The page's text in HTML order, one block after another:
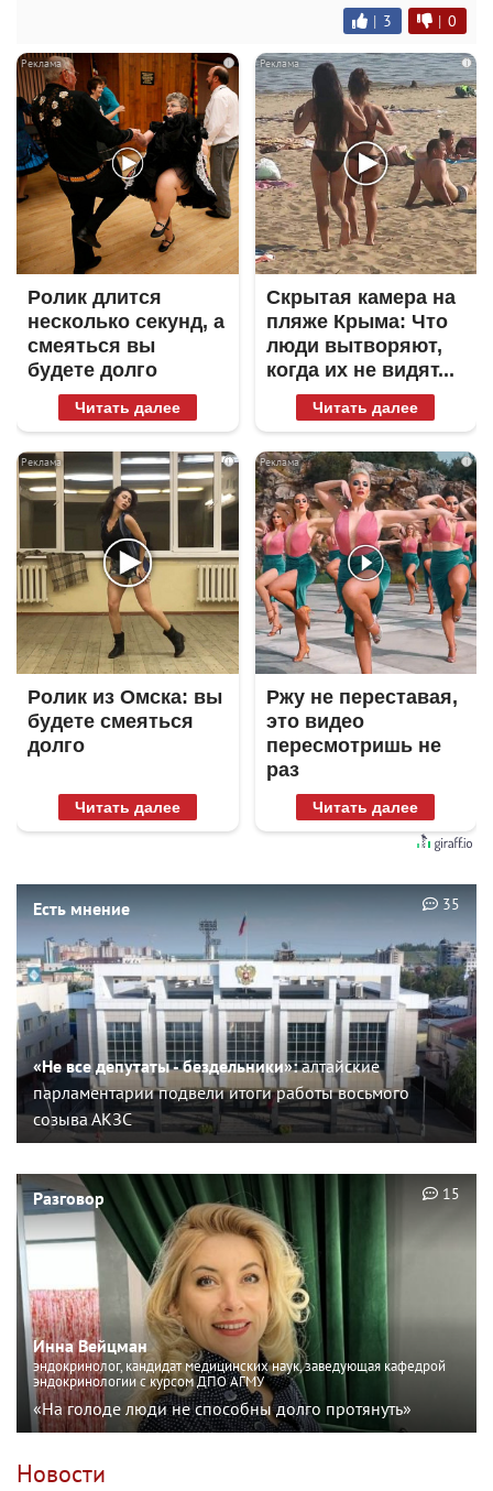
| 3 | 0
i
Ролик длится
несколько секунд, а
смеяться вы
будете долго
Читать далее
i
Скрытая камера на
пляже Крыма: Что
люди вытворяют,
когда их не видят...
Читать далее
i
Ролик из Омска: вы
будете смеяться
долго
Читать далее
i
Ржу не переставая,
это видео
пересмотришь не
раз
Читать далее
Есть мнение
«Не все депутаты - бездельники»:алтайские
парламентарии подвели итоги работы восьмого
созыва АКЗС
35
Разговор
Инна Вейцман
эндокринолог, кандидат медицинских наук, заведующая кафедрой
эндокринологии с курсом ДПО АГМУ
«На голоде люди не способны долго протянуть»
15
Новости